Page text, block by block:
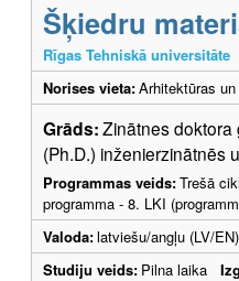
Šķiedru
Rīgas Tehniskā universitāte
Norises vieta:Arhitektūras
Grāds:Zinātnes doktora
(Ph.D.) inženierzinātnēs
Programmas veids:Trešā
programma - 8. LKI
Valoda:latviešu/angļu (LV/EN)
Studiju veids: Pilna laika